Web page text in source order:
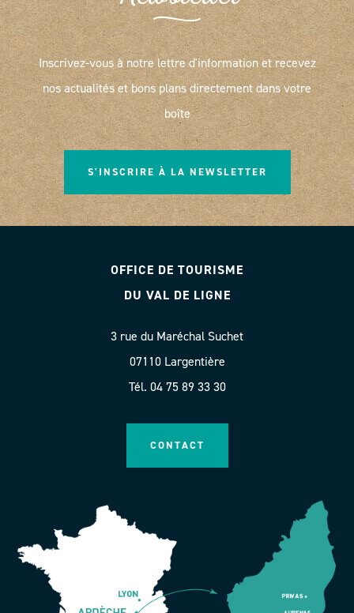
Inscrivez-vous à notre lettre d'information et recevez
nos actualités et bons plans directement dans votre
boîte
S'INSCRIRE À LA NEWSLETTER
OFFICE DE TOURISME
DU VAL DE LIGNE
3 rue du Maréchal Suchet
07110 Largentière
Tél. 04 75 89 33 30
CONTACT